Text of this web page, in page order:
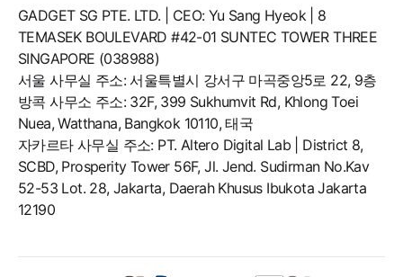
GADGET SG PTE. LTD. | CEO: Yu Sang Hyeok | 8
TEMASEK BOULEVARD #42-01 SUNTEC TOWER THREE
SINGAPORE (038988)
서울 사무실 주소: 서울특별시 강서구 마곡중앙5로 22, 9층
방콕 사무소 주소: 32F, 399 Sukhumvit Rd, Khlong Toei
Nuea, Watthana, Bangkok 10110, 태국
자카르타 사무실 주소: PT. Altero Digital Lab | District 8,
SCBD, Prosperity Tower 56F, Jl. Jend. Sudirman No.Kav
52-53 Lot. 28, Jakarta, Daerah Khusus Ibukota Jakarta
12190